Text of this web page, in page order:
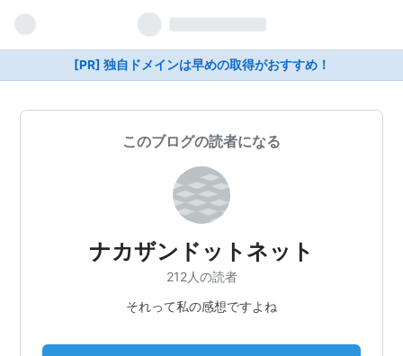
[PR] 独自ドメインは早めの取得がおすすめ！
このブログの読者になる
ナカザンドットネット
212人の読者
それって私の感想ですよね